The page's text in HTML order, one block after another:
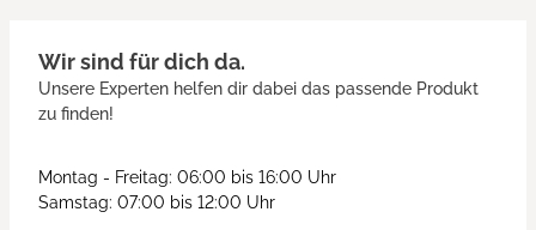
Wir sind für dich da.
Unsere Experten helfen dir dabei das passende Produkt
zu finden!
Montag - Freitag: 06:00 bis 16:00 Uhr
Samstag: 07:00 bis 12:00 Uhr